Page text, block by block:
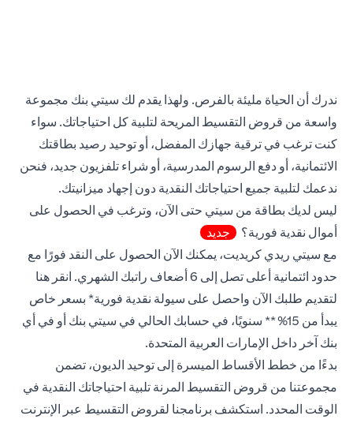
ندرك أن الحياة مليئة بالفرص. ولهذا يقدم لك سيتي بنك مجموعة
واسعة من قروض التقسيط المريحة لتلبية كل احتياجاتك. سواء
كنت ترغب في ترقية جهازك المفضل، أو توحيد رصيد بطاقتك
الائتمانية، أو دفع الرسوم المدرسية، أو شراء تلفزيون جديد، فنحن
ندعمك لتلبية جميع احتياجاتك النقدية دون إجهاد ميزانيتك.
ليس لديك بطاقة من سيتي حتى الآن، وترغب في الحصول على
أموال نقدية فورية؟
جديد
مع سيتي ريدي كريديت، يمكنك الآن الحصول على النقد فورًا مع
حدود ائتمانية أعلى تصل إلى 6 أضعاف راتبك الشهري.
انقر هنا
لتقديم طلبك الآن واحصل على سيولة نقدية فورية* بسعر خاص
يبدأ من 15%** سنويًا، في حسابك الحالي في سيتي بنك أو في أي
بنك آخر داخل الإمارات العربية المتحدة.
بدءًا من خطط الأقساط الميسرة إلى توحيد الديون، تضمن
مجموعتنا من قروض التقسيط المرنة تلبية احتياجاتك النقدية في
الوقت المحدد. استكشف برنامجنا لقروض التقسيط عبر الإنترنت